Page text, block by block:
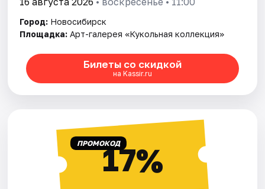
Город: Новосибирск
Площадка: Арт-галерея «Кукольная коллекция»
Билеты со скидкой
на Kassir.ru
ПРОМОКОД17%